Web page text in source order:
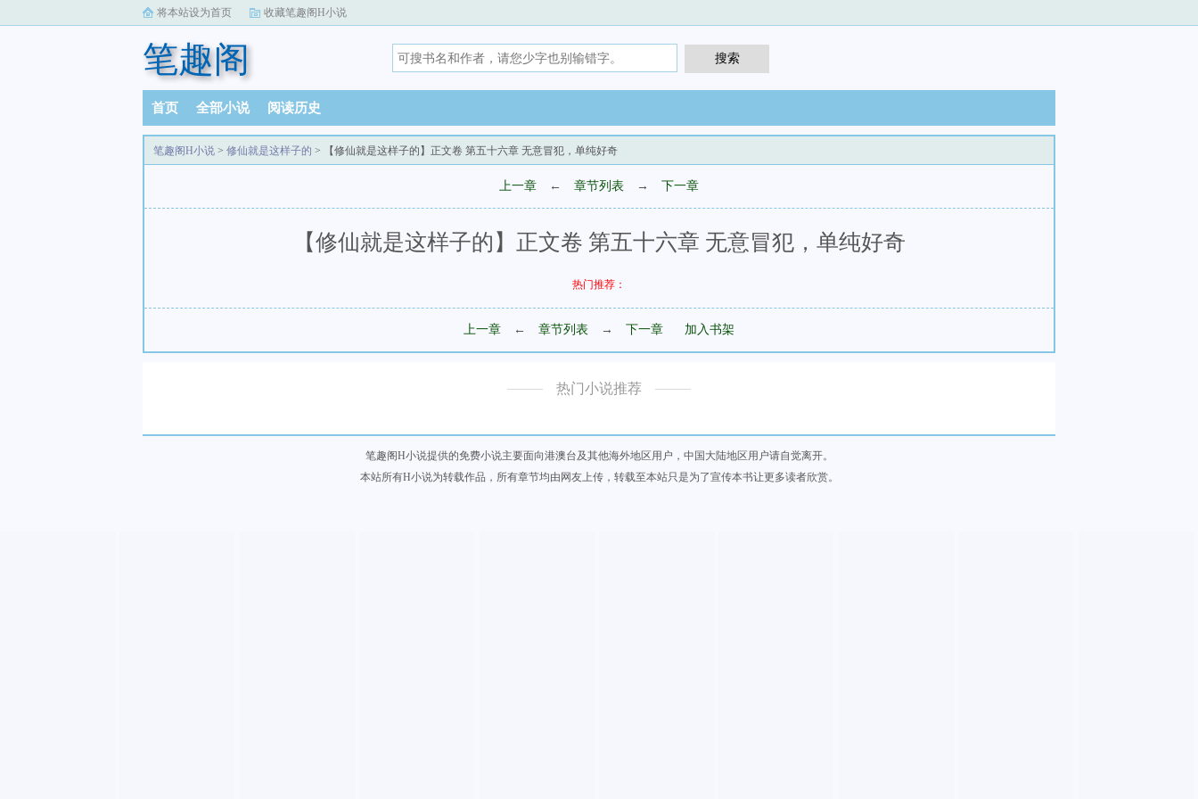
将本站设为首页 收藏笔趣阁H小说
笔趣阁
首页 全部小说 阅读历史
笔趣阁H小说 > 修仙就是这样子的 > 【修仙就是这样子的】正文卷 第五十六章 无意冒犯，单纯好奇
上一章 ← 章节列表 → 下一章
【修仙就是这样子的】正文卷 第五十六章 无意冒犯，单纯好奇
热门推荐：
上一章 ← 章节列表 → 下一章 加入书架
热门小说推荐
笔趣阁H小说提供的免费小说主要面向港澳台及其他海外地区用户，中国大陆地区用户请自觉离开。
本站所有H小说为转载作品，所有章节均由网友上传，转载至本站只是为了宣传本书让更多读者欣赏。